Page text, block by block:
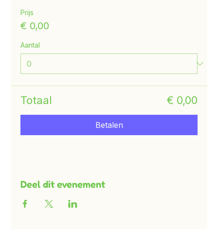
Prijs
€ 0,00
Aantal
Totaal € 0,00
Betalen
Deel dit evenement